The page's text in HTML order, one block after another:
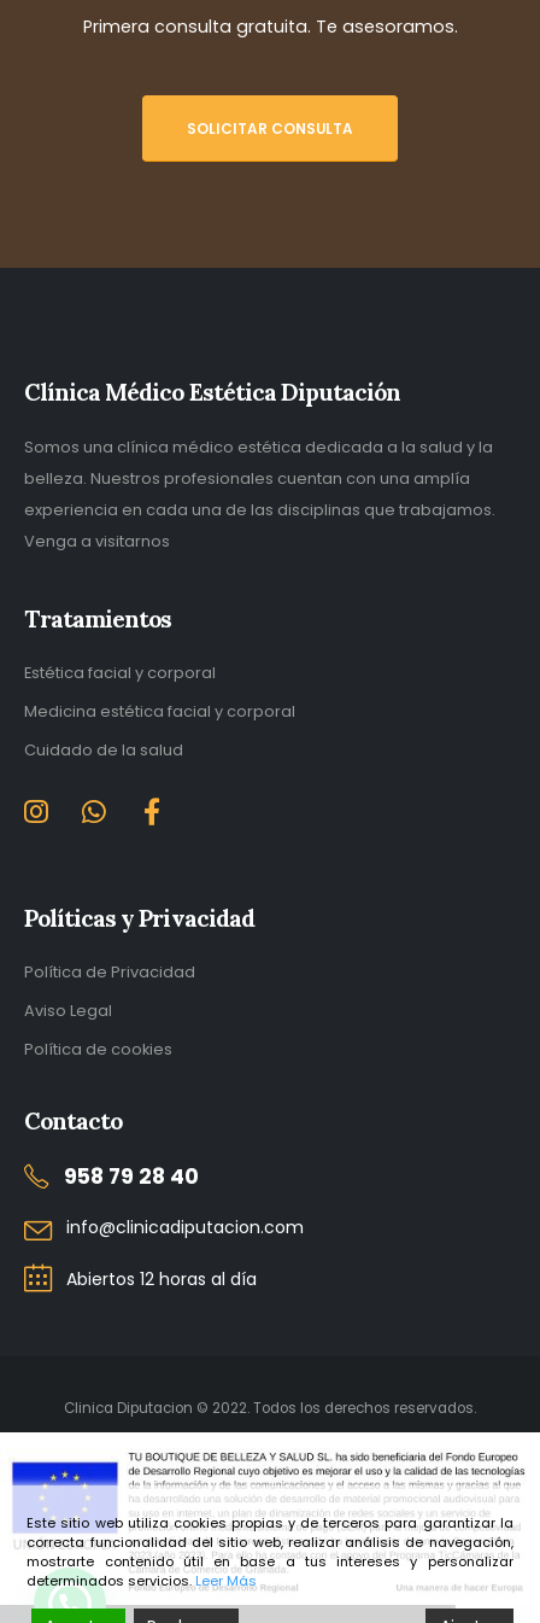
Primera consulta gratuita. Te asesoramos.
SOLICITAR CONSULTA
Clínica Médico Estética Diputación
Somos una clínica médico estética dedicada a la salud y la
belleza. Nuestros profesionales cuentan con una amplía
experiencia en cada una de las disciplinas que trabajamos.
Venga a visitarnos
Tratamientos
Estética facial y corporal
Medicina estética facial y corporal
Cuidado de la salud
Políticas y Privacidad
Política de Privacidad
Aviso Legal
Política de cookies
Contacto
958 79 28 40
info@clinicadiputacion.com
Abiertos 12 horas al día
Clinica Diputacion © 2022. Todos los derechos reservados.
Este sitio web utiliza cookies propias y de terceros para garantizar la
correcta funcionalidad del sitio web, realizar análisis de navegación,
mostrarte contenido útil en base a tus intereses y personalizar
determinados servicios. Leer Más